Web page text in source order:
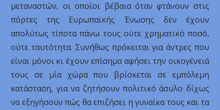
μεταναστών, οι οποίοι βέβαια όταν φτάνουν στις
πόρτες της Ευρωπαϊκής Ένωσης δεν έχουν
απολύτως τίποτα πάνω τους ούτε χρηματικό ποσό,
ούτε ταυτότητα. Συνήθως πρόκειται για άντρες που
είναι μόνοι κι έχουν επίσημα αφήσει την οικογένειά
τους σε μία χώρα που βρίσκεται σε εμπόλεμη
κατάσταση, για να ζητήσουν πολιτικό άσυλο δίχως
να εξηγήσουν πώς θα επιζήσει η γυναίκα τους και τα